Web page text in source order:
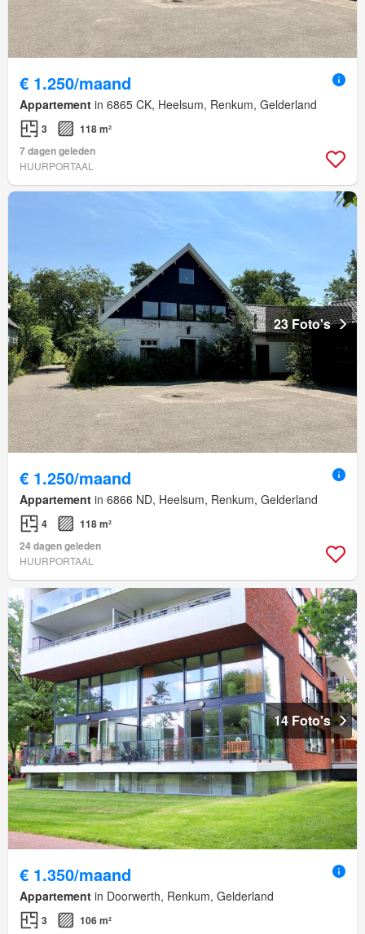
€ 1.250/maand
Appartement in 6865 CK, Heelsum, Renkum, Gelderland
3
118 m²
7 dagen geleden
HUURPORTAAL
23 Foto's
€ 1.250/maand
Appartement in 6866 ND, Heelsum, Renkum, Gelderland
4
118 m²
24 dagen geleden
HUURPORTAAL
14 Foto's
€ 1.350/maand
Appartement in Doorwerth, Renkum, Gelderland
3
106 m²